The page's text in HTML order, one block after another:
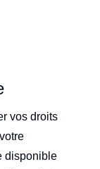
vos droits
disponible